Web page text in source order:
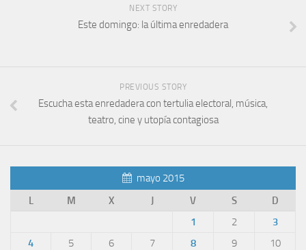
NEXT STORY
Este domingo: la última enredadera
PREVIOUS STORY
Escucha esta enredadera con tertulia electoral, música,
teatro, cine y utopía contagiosa
mayo 2015
L
M X J V S D
1 2
3
4
5 6 7 8 9
10